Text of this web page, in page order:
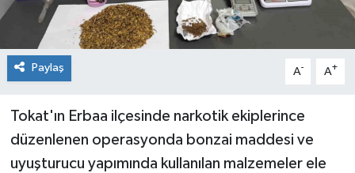
Paylaş A- A+
Tokat'ın Erbaa ilçesinde narkotik ekiplerince
düzenlenen operasyonda bonzai maddesi ve
uyuşturucu yapımında kullanılan malzemeler ele
Yaşam